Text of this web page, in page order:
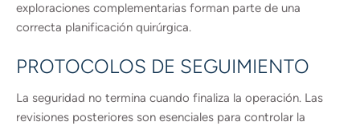
exploraciones complementarias forman parte de una
correcta planificación quirúrgica.
PROTOCOLOS DE SEGUIMIENTO
La seguridad no termina cuando finaliza la operación. Las
revisiones posteriores son esenciales para controlar la